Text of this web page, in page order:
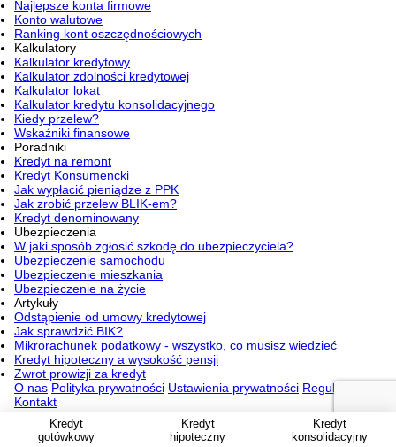
Kredyt
gotówkowy
Kredyt
hipoteczny
Kredyt
konsolidacyjny
Najlepsze konta firmowe
Konto walutowe
Ranking kont oszczędnościowych
Kalkulatory
Kalkulator kredytowy
Kalkulator zdolności kredytowej
Kalkulator lokat
Kalkulator kredytu konsolidacyjnego
Kiedy przelew?
Wskaźniki finansowe
Poradniki
Kredyt na remont
Kredyt Konsumencki
Jak wypłacić pieniądze z PPK
Jak zrobić przelew BLIK-em?
Kredyt denominowany
Ubezpieczenia
W jaki sposób zgłosić szkodę do ubezpieczyciela?
Ubezpieczenie samochodu
Ubezpieczenie mieszkania
Ubezpieczenie na życie
Artykuły
Odstąpienie od umowy kredytowej
Jak sprawdzić BIK?
Mikrorachunek podatkowy - wszystko, co musisz wiedzieć
Kredyt hipoteczny a wysokość pensji
Zwrot prowizji za kredyt
O nas Polityka prywatności Ustawienia prywatności Regulamin
Kontakt
Obserwuj nas na:
Nasze marki: